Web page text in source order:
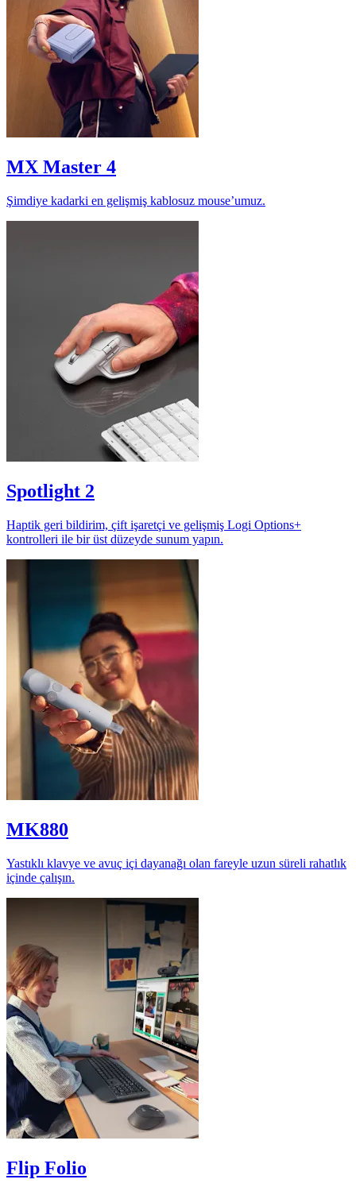
MX Master 4
Şimdiye kadarki en gelişmiş kablosuz mouse’umuz.
Spotlight 2
Haptik geri bildirim, çift işaretçi ve gelişmiş Logi Options+
kontrolleri ile bir üst düzeyde sunum yapın.
MK880
Yastıklı klavye ve avuç içi dayanağı olan fareyle uzun süreli rahatlık
içinde çalışın.
Flip Folio